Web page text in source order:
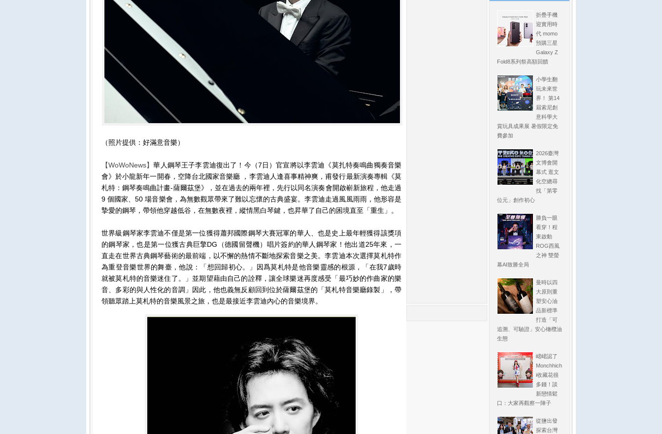
（照片提供：好滿意音樂）
【WoWoNews】華人鋼琴王子李雲迪復出了！今（7日）官宣將以李雲迪《莫扎特奏鳴曲獨奏音樂
會》於小龍新年一開春，空降台北國家音樂廳 ，李雲迪人逢喜事精神爽，甫發行最新演奏專輯《莫
札特：鋼琴奏鳴曲計畫-薩爾茲堡》，並在過去的兩年裡，先行以同名演奏會開啟嶄新旅程，他走過
9 個國家、50 場音樂會，為無數觀眾帶來了難以忘懷的古典盛宴。李雲迪走過風風雨雨，他形容是
摯愛的鋼琴，帶領他穿越低谷，在無數夜裡，縱情黑白琴鍵，也昇華了自己的困境直至「重生」。
世界級鋼琴家李雲迪不僅是第一位獲得蕭邦國際鋼琴大賽冠軍的華人、也是史上最年輕獲得該獎項
的鋼琴家，也是第一位獲古典巨擎DG（德國留聲機）唱片簽約的華人鋼琴家！他出道25年來，一
直走在世界古典鋼琴藝術的最前端，以不懈的熱情不斷地探索音樂之美。李雲迪本次選擇莫札特作
為重登音樂世界的舞臺，他說：「想回歸初心。」因爲莫札特是他音樂靈感的根源，「在我7歲時
就被莫札特的音樂迷住了。」並期望藉由自己的詮釋，讓全球樂迷再度感受「最巧妙的作曲家的樂
音、多彩的與人性化的音調」因此，他也義無反顧回到位於薩爾茲堡的「莫札特音樂廳錄製」，帶
領聽眾踏上莫札特的音樂風景之旅，也是最接近李雲迪內心的音樂境界。
折疊手機
迎實用時
代 momo
預購三星
Galaxy Z
Fold8系列祭高額回饋
小學生翻
玩未來世
界！ 第14
屆索尼創
意科學大
賞玩具成果展 暑假限定免
費參加
2026臺灣
文博會開
幕式 逛文
化空總尋
找「第零
位元」創作初心
勝負一眼
看穿！程
東啟動
ROG西風
之神 雙螢
幕AI致勝全局
曼時以四
大原則重
塑安心油
品新標準
打造「可
追溯、可驗證」安心橄欖油
生態
峮峮認了
Monchhich
i收藏花很
多錢！談
新戀情鬆
口：大家再觀察一陣子
從鹽出發
探索台灣